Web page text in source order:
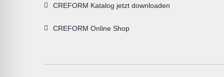
CREFORM Katalog jetzt downloaden
CREFORM Online Shop